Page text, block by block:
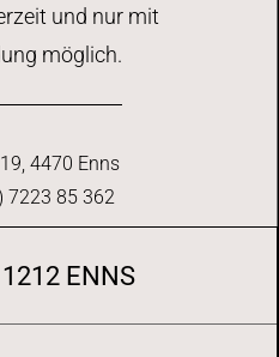
und nur mit
möglich.
4470 Enns
7223 85 362
ENNS